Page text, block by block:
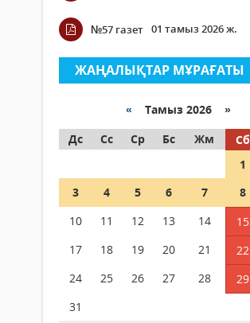
№57 газет 01 тамыз 2026 ж.
ЖАҢАЛЫҚТАР МҰРАҒАТЫ
« Тамыз 2026 »
Дс
Сс Ср Бс Жм Сб
1
3
4 5 6 7 8
10
11 12 13 14 15
17
18 19 20 21 22
24
25 26 27 28 29
31